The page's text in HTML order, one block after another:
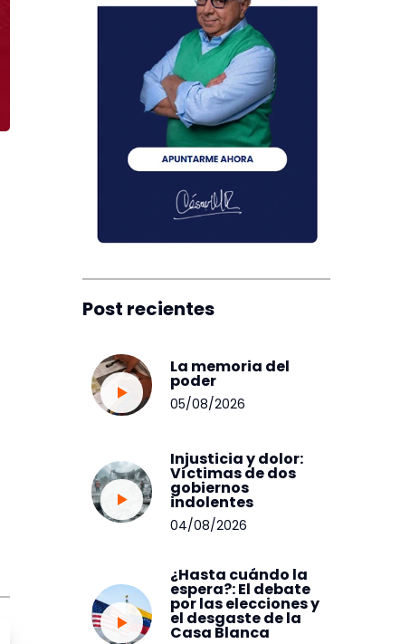
Post recientes
La memoria del
poder
05/08/2026
Injusticia y dolor:
Víctimas de dos
gobiernos
indolentes
04/08/2026
¿Hasta cuándo la
espera?: El debate
por las elecciones y
el desgaste de la
Casa Blanca